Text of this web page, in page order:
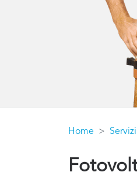
Home Servizi